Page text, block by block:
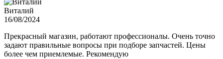
Виталий
16/08/2024
Прекрасный магазин, работают профессионалы. Очень точно
задают правильные вопросы при подборе запчастей. Цены
более чем приемлемые. Рекомендую